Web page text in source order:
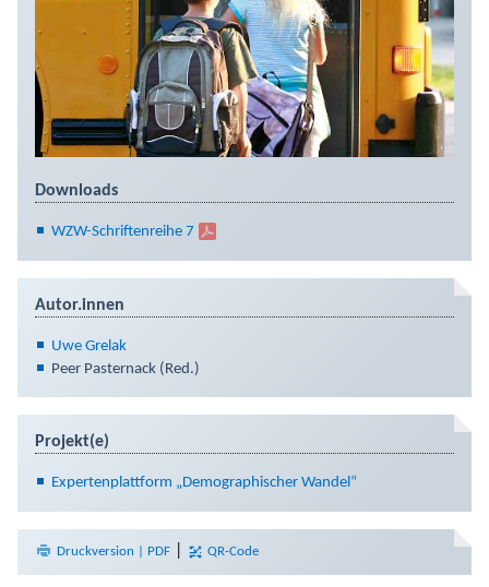
Downloads
WZW-Schriftenreihe 7
Autor.innen
Uwe Grelak
Peer Pasternack (Red.)
Projekt(e)
Expertenplattform „Demographischer Wandel“
Druckversion | PDF QR-Code